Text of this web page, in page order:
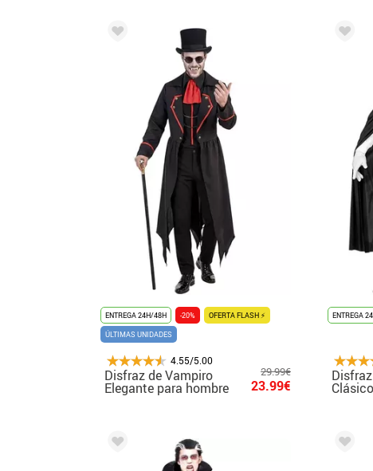
ENTREGA 24H/48H -20%
OFERTA FLASH ⚡
ÚLTIMAS UNIDADES
4.55/5.00
Disfraz de Vampiro
Elegante para hombre
29.99€
23.99€
ENTREGA